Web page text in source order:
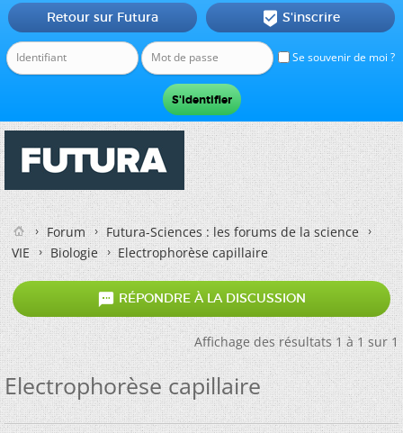
Se souvenir de moi ?
Retour sur Futura  S'inscrire
Forum
Futura-Sciences : les forums de la science
VIE
Biologie Electrophorèse capillaire
 RÉPONDRE À LA DISCUSSION
Affichage des résultats 1 à 1 sur 1
Electrophorèse capillaire